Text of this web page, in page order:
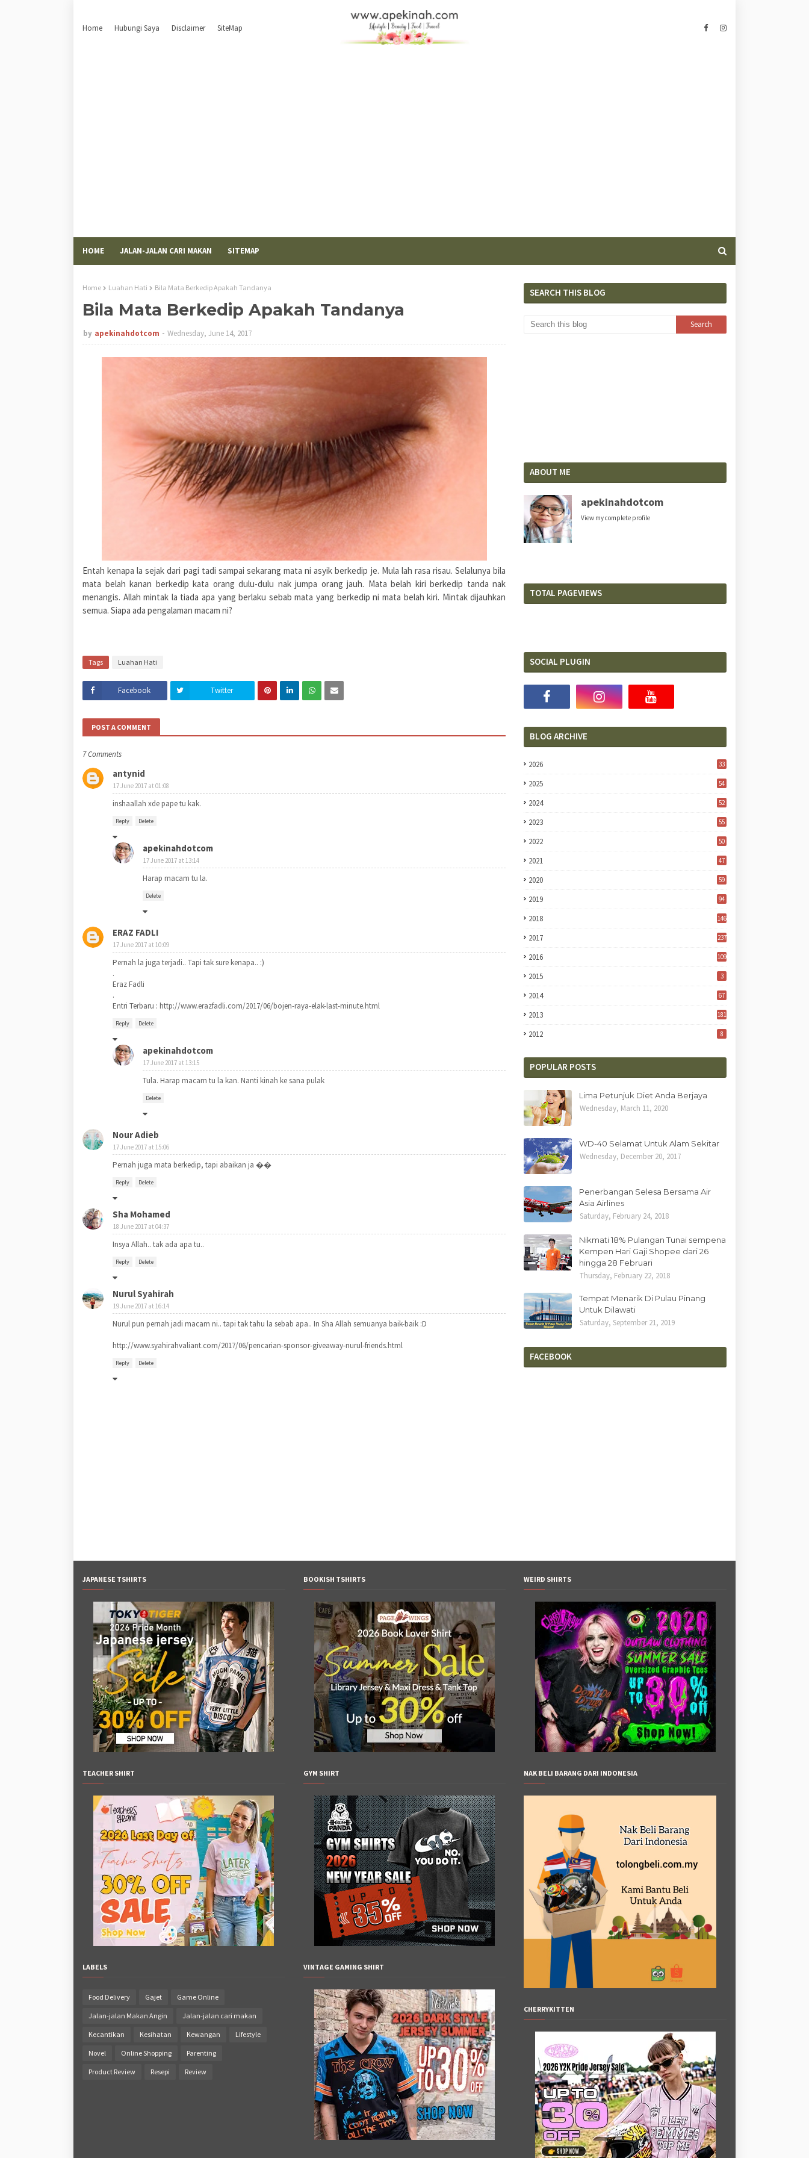
Home Hubungi Saya Disclaimer SiteMap
HOME JALAN-JALAN CARI MAKAN SITEMAP
Home Luahan Hati Bila Mata Berkedip Apakah Tandanya
Bila Mata Berkedip Apakah Tandanya
by apekinahdotcom Wednesday, June 14, 2017
Entah kenapa la sejak dari pagi tadi sampai sekarang mata ni asyik berkedip je. Mula lah rasa risau. Selalunya bila
mata belah kanan berkedip kata orang dulu-dulu nak jumpa orang jauh. Mata belah kiri berkedip tanda nak
menangis. Allah mintak la tiada apa yang berlaku sebab mata yang berkedip ni mata belah kiri. Mintak dijauhkan
semua. Siapa ada pengalaman macam ni?
Tags Luahan Hati
Facebook Twitter
POST A COMMENT
7 Comments
antynid
17 June 2017 at 01:08
inshaallah xde pape tu kak.
Reply Delete
apekinahdotcom
17 June 2017 at 13:14
Harap macam tu la.
Delete
ERAZ FADLI
17 June 2017 at 10:09
Pernah la juga terjadi.. Tapi tak sure kenapa.. :)
.
Eraz Fadli
.
Entri Terbaru : http://www.erazfadli.com/2017/06/bojen-raya-elak-last-minute.html
Reply Delete
apekinahdotcom
17 June 2017 at 13:15
Tula. Harap macam tu la kan. Nanti kinah ke sana pulak
Delete
Nour Adieb
17 June 2017 at 15:06
Pernah juga mata berkedip, tapi abaikan ja ��
Reply Delete
Sha Mohamed
18 June 2017 at 04:37
Insya Allah.. tak ada apa tu..
Reply Delete
Nurul Syahirah
19 June 2017 at 16:14
Nurul pun pernah jadi macam ni.. tapi tak tahu la sebab apa.. In Sha Allah semuanya baik-baik :D
http://www.syahirahvaliant.com/2017/06/pencarian-sponsor-giveaway-nurul-friends.html
Reply Delete
SEARCH THIS BLOG
ABOUT ME
apekinahdotcom
View my complete profile
TOTAL PAGEVIEWS
SOCIAL PLUGIN
BLOG ARCHIVE
2026 33
2025 54
2024 52
2023 55
2022 50
2021 47
2020 59
2019 94
2018 146
2017 237
2016 109
2015 3
2014 67
2013 181
2012 8
POPULAR POSTS
Lima Petunjuk Diet Anda Berjaya
Wednesday, March 11, 2020
WD-40 Selamat Untuk Alam Sekitar
Wednesday, December 20, 2017
Penerbangan Selesa Bersama Air
Asia Airlines
Saturday, February 24, 2018
Nikmati 18% Pulangan Tunai sempena
Kempen Hari Gaji Shopee dari 26
hingga 28 Februari
Thursday, February 22, 2018
Tempat Menarik Di Pulau Pinang
Untuk Dilawati
Saturday, September 21, 2019
FACEBOOK
JAPANESE TSHIRTS
TEACHER SHIRT
LABELS
Food Delivery Gajet Game Online
Jalan-jalan Makan Angin Jalan-jalan cari makan
Kecantikan Kesihatan Kewangan Lifestyle
Novel Online Shopping Parenting
Product Review Resepi Review
BOOKISH TSHIRTS
GYM SHIRT
VINTAGE GAMING SHIRT
WEIRD SHIRTS
NAK BELI BARANG DARI INDONESIA
CHERRYKITTEN